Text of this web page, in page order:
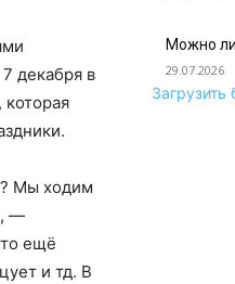
декабря в
которая
Мы ходим
—
ещё
и тд. В
Можно
29.07.2026
Загрузить